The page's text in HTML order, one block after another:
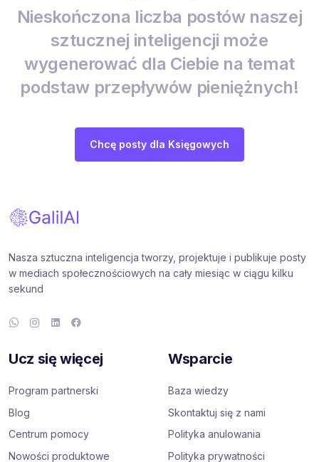
Nieskończona liczba postów naszej
sztucznej inteligencji może
wygenerować dla Ciebie na temat
podstaw przepływów pieniężnych!
Chcę posty dla Księgowych
Nasza sztuczna inteligencja tworzy, projektuje i publikuje posty
w mediach społecznościowych na cały miesiąc w ciągu kilku
sekund
Ucz się więcej
Program partnerski
Blog
Centrum pomocy
Nowości produktowe
Wsparcie
Baza wiedzy
Skontaktuj się z nami
Polityka anulowania
Polityka prywatności